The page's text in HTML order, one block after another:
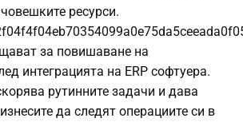
ресурси.
за повишаване на
интеграцията на ERP софтуера.
рутинните задачи и дава
да следят операциите си в